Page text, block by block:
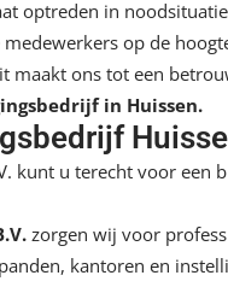
optreden in
op de
maakt ons tot een
in Huissen.
kunt u terecht voor een
zorgen wij voor
kantoren en